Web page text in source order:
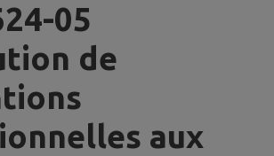
05
de
aux